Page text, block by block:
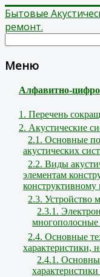
Бытовые
ремонт.
Меню
Алфавитно-
1. Перечень
2. Акустические
2.1. Основные
акустических
2.2. Виды
элементам
2.3. Устройство
2.3.1.
2.4. Основные
характеристики,
2.4.1.